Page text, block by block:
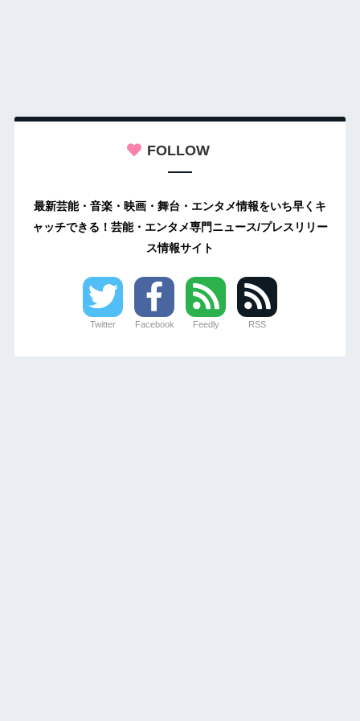
FOLLOW
最新芸能・音楽・映画・舞台・エンタメ情報をいち早くキ
ャッチできる！芸能・エンタメ専門ニュース/プレスリリー
ス情報サイト
Twitter Facebook Feedly RSS